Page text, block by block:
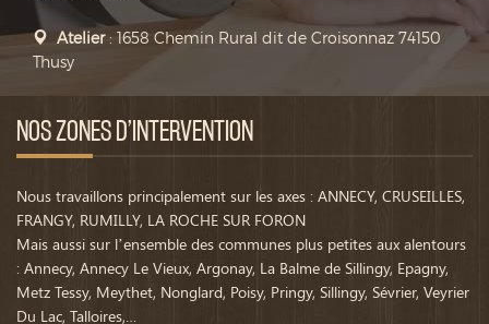
Atelier: 1658 Chemin Rural dit de Croisonnaz 74150
Thusy
NOS ZONES D’INTERVENTION
Nous travaillons principalement sur les axes : ANNECY, CRUSEILLES,
FRANGY, RUMILLY, LA ROCHE SUR FORON
Mais aussi sur l’ensemble des communes plus petites aux alentours
: Annecy, Annecy Le Vieux, Argonay, La Balme de Sillingy, Epagny,
Metz Tessy, Meythet, Nonglard, Poisy, Pringy, Sillingy, Sévrier, Veyrier
Du Lac, Talloires,…